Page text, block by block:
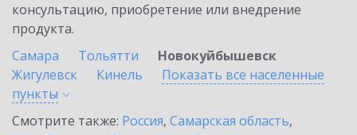
консультацию, приобретение или внедрение
продукта.
Самара
Тольятти
Новокуйбышевск
Жигулевск
Кинель
Показать все населенные
пункты
Смотрите также: Россия, Самарская область,